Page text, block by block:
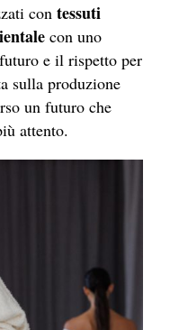
con tessuti
con uno
e il rispetto per
sulla produzione
un futuro che
attento.